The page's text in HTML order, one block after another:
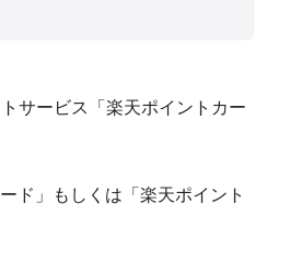
サービス「楽天ポイントカー
ド」もしくは「楽天ポイント